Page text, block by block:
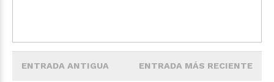
ENTRADA MÁS RECIENTE
ENTRADA ANTIGUA